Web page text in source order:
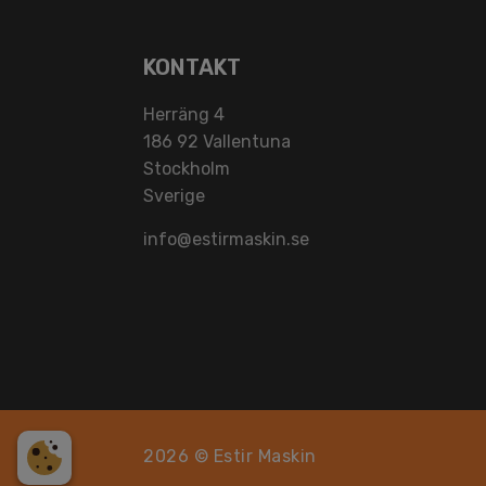
KONTAKT
Herräng 4
186 92 Vallentuna
Stockholm
Sverige
info@estirmaskin.se
2026 © Estir Maskin